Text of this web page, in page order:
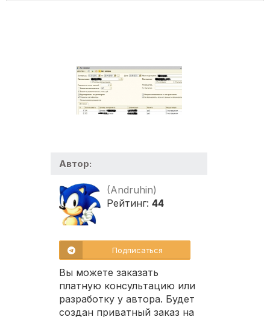
Автор:
(Andruhin)
Рейтинг: 44
Подписаться
Вы можете заказать
платную консультацию или
разработку у автора. Будет
создан приватный заказ на